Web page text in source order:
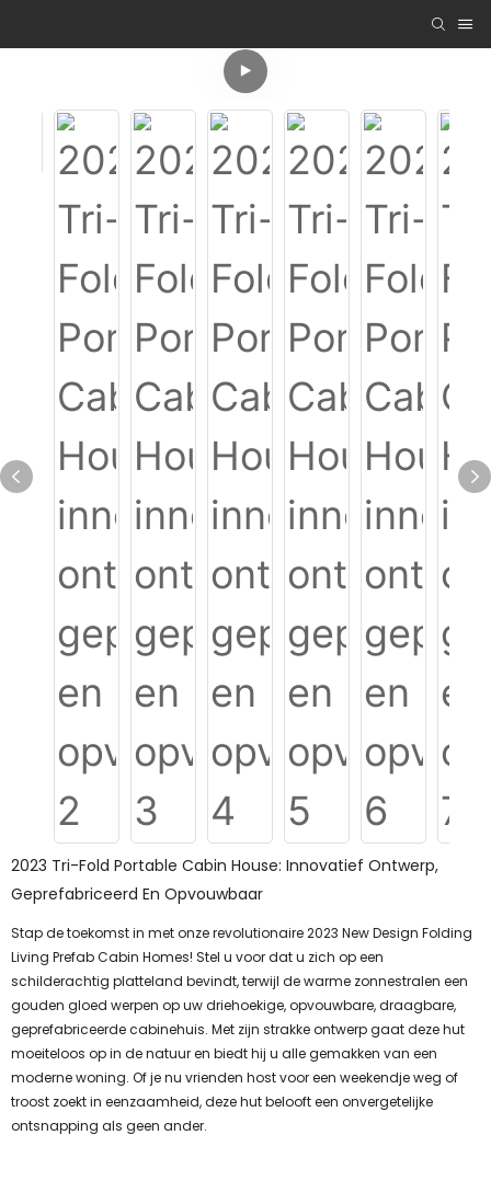
2023 Tri-Fold Portable Cabin House: Innovatief Ontwerp,
Geprefabriceerd En Opvouwbaar
Stap de toekomst in met onze revolutionaire 2023 New Design Folding
Living Prefab Cabin Homes! Stel u voor dat u zich op een
schilderachtig platteland bevindt, terwijl de warme zonnestralen een
gouden gloed werpen op uw driehoekige, opvouwbare, draagbare,
geprefabriceerde cabinehuis. Met zijn strakke ontwerp gaat deze hut
moeiteloos op in de natuur en biedt hij u alle gemakken van een
moderne woning. Of je nu vrienden host voor een weekendje weg of
troost zoekt in eenzaamheid, deze hut belooft een onvergetelijke
ontsnapping als geen ander.